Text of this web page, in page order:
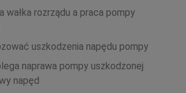
wałka rozrządu a praca pompy
uszkodzenia napędu pompy
naprawa pompy uszkodzonej
napęd